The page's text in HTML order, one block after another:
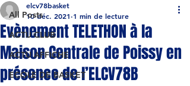
All Posts
ACTU CLUB
ACTU AFFICHE
ECOLE DE BASKET
Evènement TELETHON à la
Maison Centrale de Poissy en
présence de l’ELCV78B
elcv78basket
10 déc. 2021 1 min de lecture